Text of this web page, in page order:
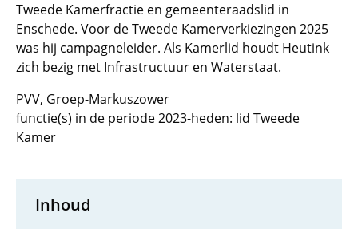
Tweede Kamerfractie en gemeenteraadslid in
Enschede. Voor de Tweede Kamerverkiezingen 2025
was hij campagneleider. Als Kamerlid houdt Heutink
zich bezig met Infrastructuur en Waterstaat.
PVV, Groep-Markuszower
functie(s) in de periode 2023-heden: lid Tweede
Kamer
Inhoud